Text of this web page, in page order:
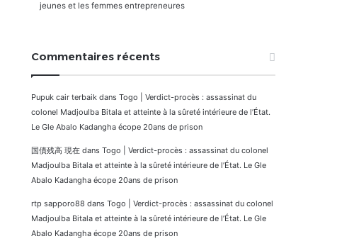
jeunes et les femmes entrepreneures
Commentaires récents
Pupuk cair terbaik dans Togo | Verdict-procès : assassinat du
colonel Madjoulba Bitala et atteinte à la sûreté intérieure de l’État.
Le Gle Abalo Kadangha écope 20ans de prison
国債残高 現在 dans Togo | Verdict-procès : assassinat du colonel
Madjoulba Bitala et atteinte à la sûreté intérieure de l’État. Le Gle
Abalo Kadangha écope 20ans de prison
rtp sapporo88 dans Togo | Verdict-procès : assassinat du colonel
Madjoulba Bitala et atteinte à la sûreté intérieure de l’État. Le Gle
Abalo Kadangha écope 20ans de prison